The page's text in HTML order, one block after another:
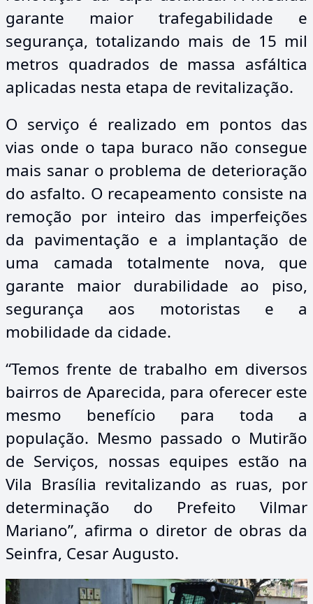
garante maior trafegabilidade e
segurança, totalizando mais de 15 mil
metros quadrados de massa asfáltica
aplicadas nesta etapa de revitalização.
O serviço é realizado em pontos das
vias onde o tapa buraco não consegue
mais sanar o problema de deterioração
do asfalto. O recapeamento consiste na
remoção por inteiro das imperfeições
da pavimentação e a implantação de
uma camada totalmente nova, que
garante maior durabilidade ao piso,
segurança aos motoristas e a
mobilidade da cidade.
“Temos frente de trabalho em diversos
bairros de Aparecida, para oferecer este
mesmo benefício para toda a
população. Mesmo passado o Mutirão
de Serviços, nossas equipes estão na
Vila Brasília revitalizando as ruas, por
determinação do Prefeito Vilmar
Mariano”, afirma o diretor de obras da
Seinfra, Cesar Augusto.